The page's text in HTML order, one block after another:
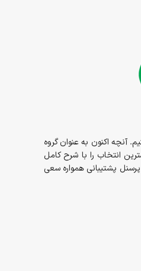
سال 1400 تصمیم بر راه اندازی داروخانه آنلاین گرفتیم. آنچه اکنون به عنوان گروه
انتخاب را با شرح کامل
پشتیبانی همواره سعی